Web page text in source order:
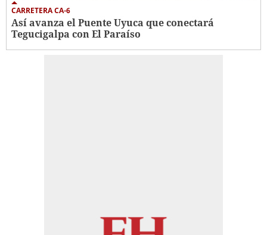
CARRETERA CA-6
Así avanza el Puente Uyuca que conectará
Tegucigalpa con El Paraíso